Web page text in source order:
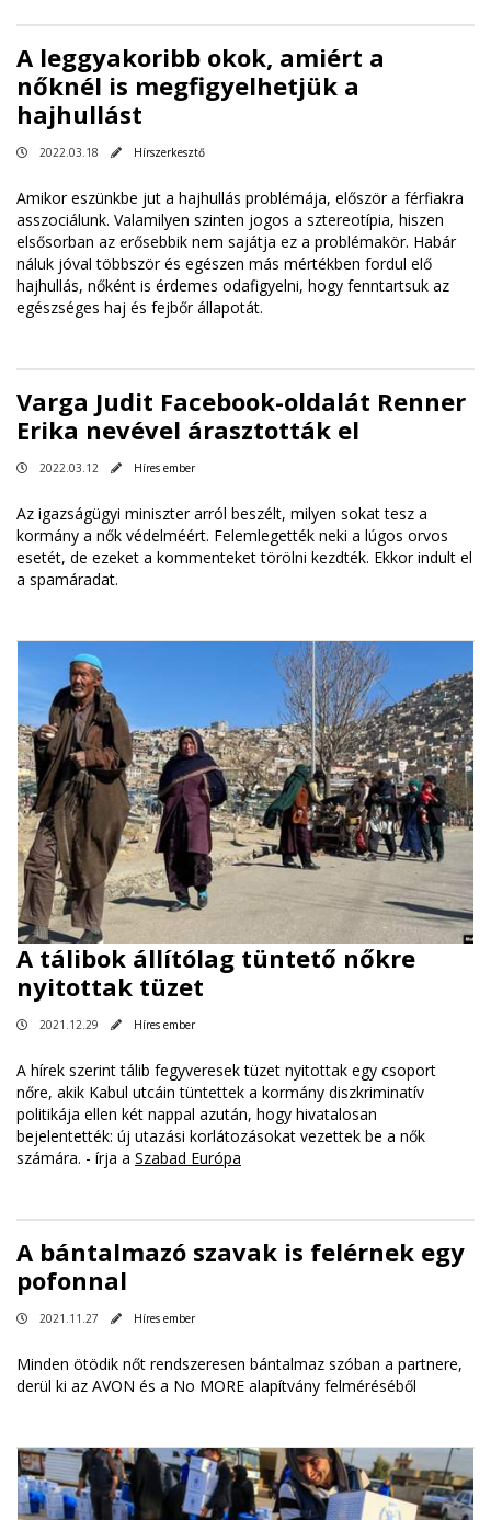
A leggyakoribb okok, amiért a
nőknél is megfigyelhetjük a
hajhullást
2022.03.18 Hírszerkesztő
Amikor eszünkbe jut a hajhullás problémája, először a férfiakra
asszociálunk. Valamilyen szinten jogos a sztereotípia, hiszen
elsősorban az erősebbik nem sajátja ez a problémakör. Habár
náluk jóval többször és egészen más mértékben fordul elő
hajhullás, nőként is érdemes odafigyelni, hogy fenntartsuk az
egészséges haj és fejbőr állapotát.
Varga Judit Facebook-oldalát Renner
Erika nevével árasztották el
2022.03.12 Híres ember
Az igazságügyi miniszter arról beszélt, milyen sokat tesz a
kormány a nők védelméért. Felemlegették neki a lúgos orvos
esetét, de ezeket a kommenteket törölni kezdték. Ekkor indult el
a spamáradat.
A tálibok állítólag tüntető nőkre
nyitottak tüzet
2021.12.29 Híres ember
A hírek szerint tálib fegyveresek tüzet nyitottak egy csoport
nőre, akik Kabul utcáin tüntettek a kormány diszkriminatív
politikája ellen két nappal azután, hogy hivatalosan
bejelentették: új utazási korlátozásokat vezettek be a nők
számára. - írja a Szabad Európa
A bántalmazó szavak is felérnek egy
pofonnal
2021.11.27 Híres ember
Minden ötödik nőt rendszeresen bántalmaz szóban a partnere,
derül ki az AVON és a No MORE alapítvány felméréséből